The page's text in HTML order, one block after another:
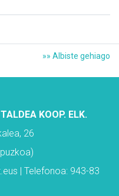
»» Albiste gehiago
KOOP. ELK.
26
| Telefonoa: 943-83